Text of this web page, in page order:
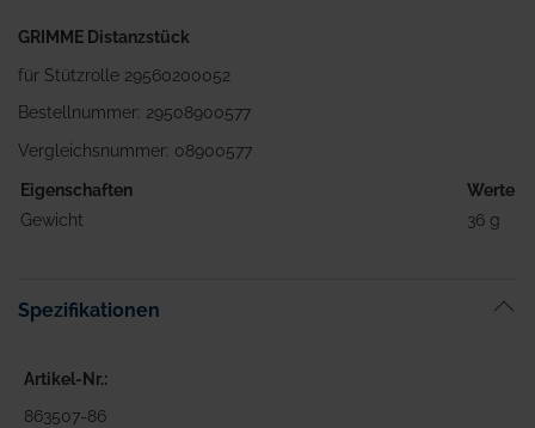
GRIMME Distanzstück
für Stützrolle 29560200052
Bestellnummer: 29508900577
Vergleichsnummer: 08900577
Eigenschaften
Werte
Gewicht
36 g
Spezifikationen
Artikel-Nr.
863507-86